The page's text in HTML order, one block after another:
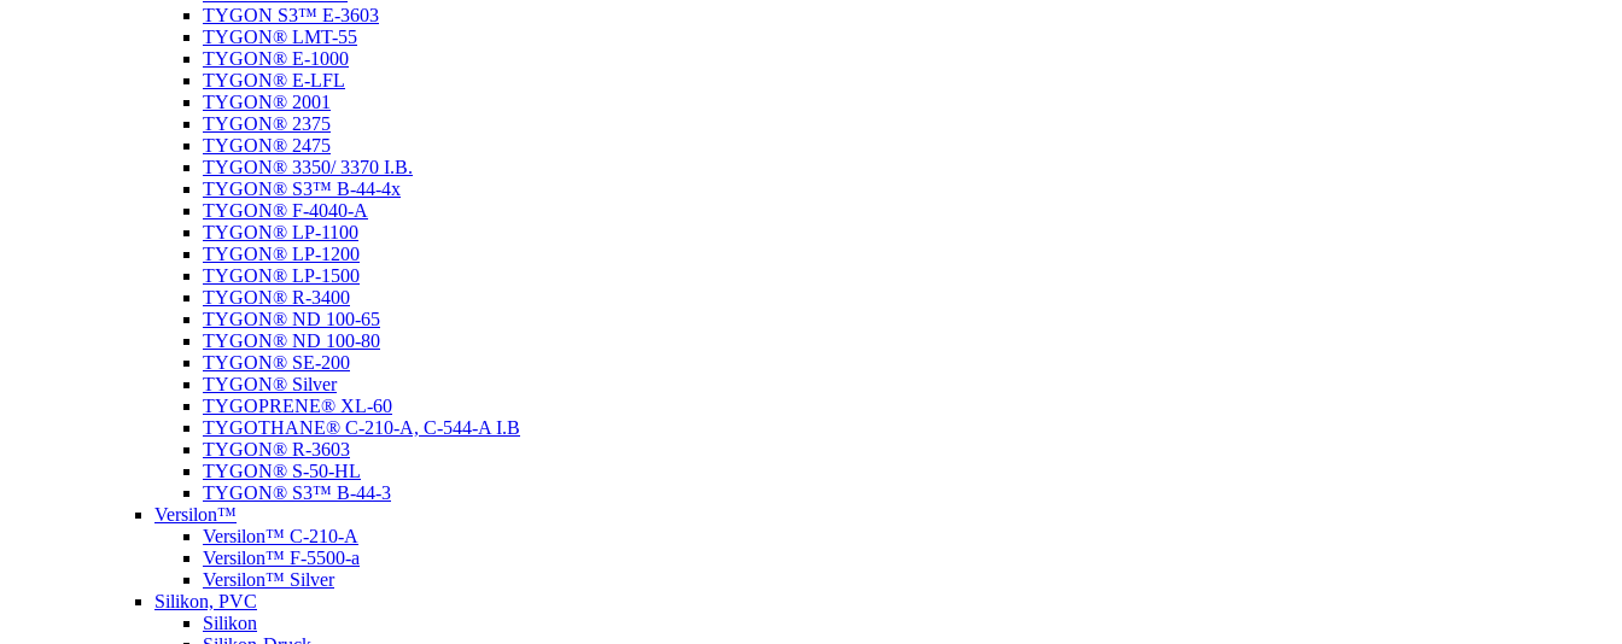
TYGON S3™ E-3603
TYGON® LMT-55
TYGON® E-1000
TYGON® E-LFL
TYGON® 2001
TYGON® 2375
TYGON® 2475
TYGON® 3350/ 3370 I.B.
TYGON® S3™ B-44-4x
TYGON® F-4040-A
TYGON® LP-1100
TYGON® LP-1200
TYGON® LP-1500
TYGON® R-3400
TYGON® ND 100-65
TYGON® ND 100-80
TYGON® SE-200
TYGON® Silver
TYGOPRENE® XL-60
TYGOTHANE® C-210-A, C-544-A I.B
TYGON® R-3603
TYGON® S-50-HL
TYGON® S3™ B-44-3
Versilon™
Versilon™ C-210-A
Versilon™ F-5500-a
Versilon™ Silver
Silikon, PVC
Silikon